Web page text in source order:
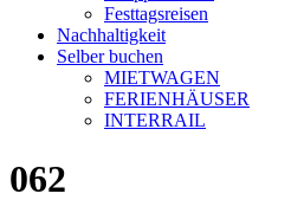
Festtagsreisen
Nachhaltigkeit
Selber buchen
MIETWAGEN
FERIENHÄUSER
INTERRAIL
062